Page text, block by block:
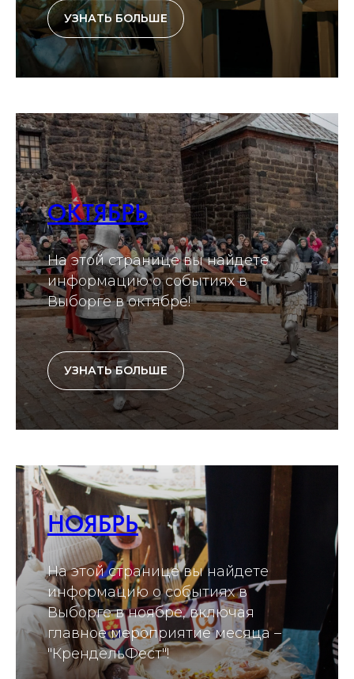
УЗНАТЬ БОЛЬШЕ
ОКТЯБРЬ
На этой странице вы найдете
информацию о событиях в
Выборге в октябре!
УЗНАТЬ БОЛЬШЕ
НОЯБРЬ
На этой странице вы найдете
информацию о событиях в
Выборге в ноябре, включая
главное мероприятие месяца –
"КрендельФест"!